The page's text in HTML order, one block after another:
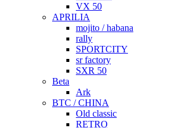
VX 50
APRILIA
mojito / habana
rally
SPORTCITY
sr factory
SXR 50
Beta
Ark
BTC / CHINA
Old classic
RETRO